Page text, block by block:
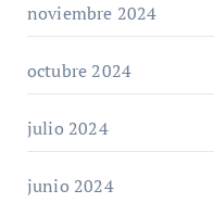
noviembre 2024
octubre 2024
julio 2024
junio 2024